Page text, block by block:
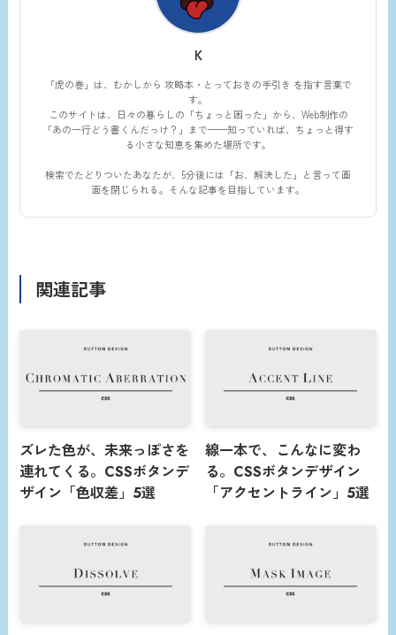
K
「虎の巻」は、むかしから 攻略本・とっておきの手引き を指す言葉で
す。
このサイトは、日々の暮らしの「ちょっと困った」から、Web制作の
「あの一行どう書くんだっけ？」まで——知っていれば、ちょっと得す
る小さな知恵を集めた場所です。
検索でたどりついたあなたが、5分後には「お、解決した」と言って画
面を閉じられる。そんな記事を目指しています。
関連記事
ズレた色が、未来っぽさを
連れてくる。CSSボタンデ
ザイン「色収差」5選
線一本で、こんなに変わ
る。CSSボタンデザイン
「アクセントライン」5選